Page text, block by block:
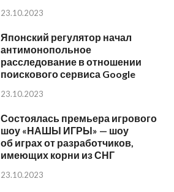
23.10.2023
Японский регулятор начал
антимонопольное
расследование в отношении
поискового сервиса Google
23.10.2023
Состоялась премьера игрового
шоу «НАШЫ ИГРЫ» — шоу
об играх от разработчиков,
имеющих корни из СНГ
23.10.2023